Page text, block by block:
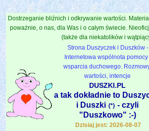
Dostrzeganie bliźnich i odkrywanie wartości.
poważnie, o nas, dla Was i o całym świecie.
(także dla niekatolików i
Strona Duszyczek i Duszków -
Internetowa wspólnota pomocy
wsparcia duchowego.
wartości, intencje
DUSZKI.PL
a tak dokładnie to
i Duszki (*) - czyli
"Duszkowo" :-)
Dzisiaj jest: 2026-08-07